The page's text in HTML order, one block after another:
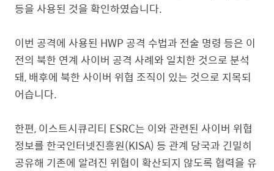
등을 사용된 것을 확인하였습니다.
이번 공격에 사용된 HWP 공격 수법과 전술 명령 등은 이
전의 북한 연계 사이버 공격 사례와 일치한 것으로 분석
돼, 배후에 북한 사이버 위협 조직이 있는 것으로 지목되
어습니다.
한편, 이스트시큐리티 ESRC는 이와 관련된 사이버 위협
정보를 한국인터넷진흥원(KISA) 등 관계 당국과 긴밀히
공유해 기존에 알려진 위협이 확산되지 않도록 협력을 유